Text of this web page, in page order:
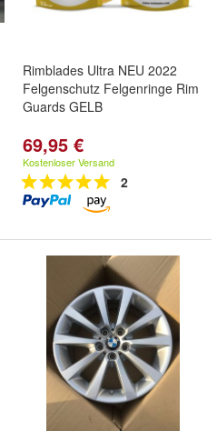
Rimblades Ultra NEU 2022
Felgenschutz Felgenringe Rim
Guards GELB
69,95 €
Kostenloser Versand
2